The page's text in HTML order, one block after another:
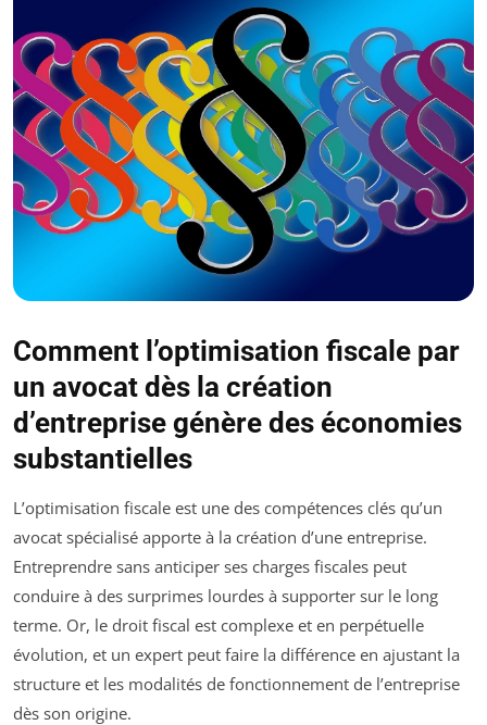
Comment l’optimisation fiscale par
un avocat dès la création
d’entreprise génère des économies
substantielles
L’optimisation fiscale est une des compétences clés qu’un
avocat spécialisé apporte à la création d’une entreprise.
Entreprendre sans anticiper ses charges fiscales peut
conduire à des surprimes lourdes à supporter sur le long
terme. Or, le droit fiscal est complexe et en perpétuelle
évolution, et un expert peut faire la différence en ajustant la
structure et les modalités de fonctionnement de l’entreprise
dès son origine.